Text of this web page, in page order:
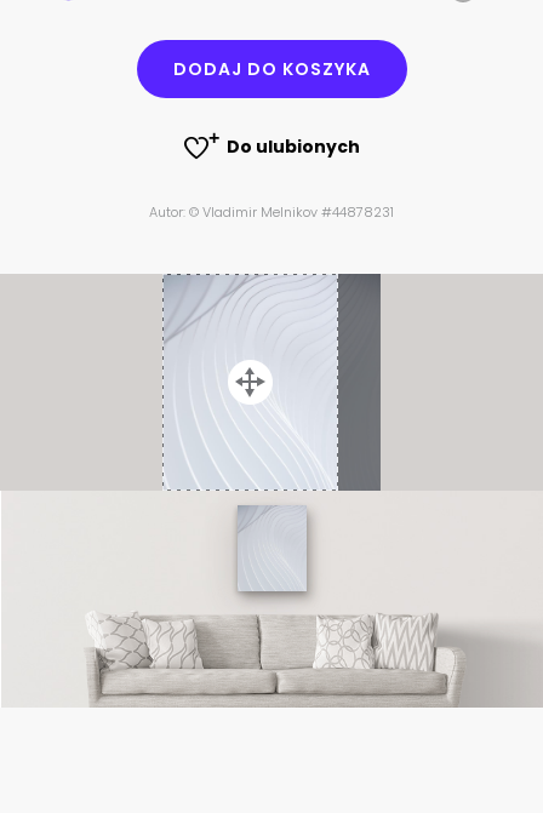
DODAJ DO KOSZYKA
Do ulubionych
Autor: © Vladimir Melnikov #44878231